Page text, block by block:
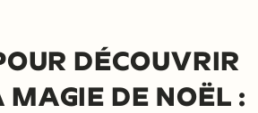
DE NOËL
DÉCOUVRIR
MAGIE DE NOËL :